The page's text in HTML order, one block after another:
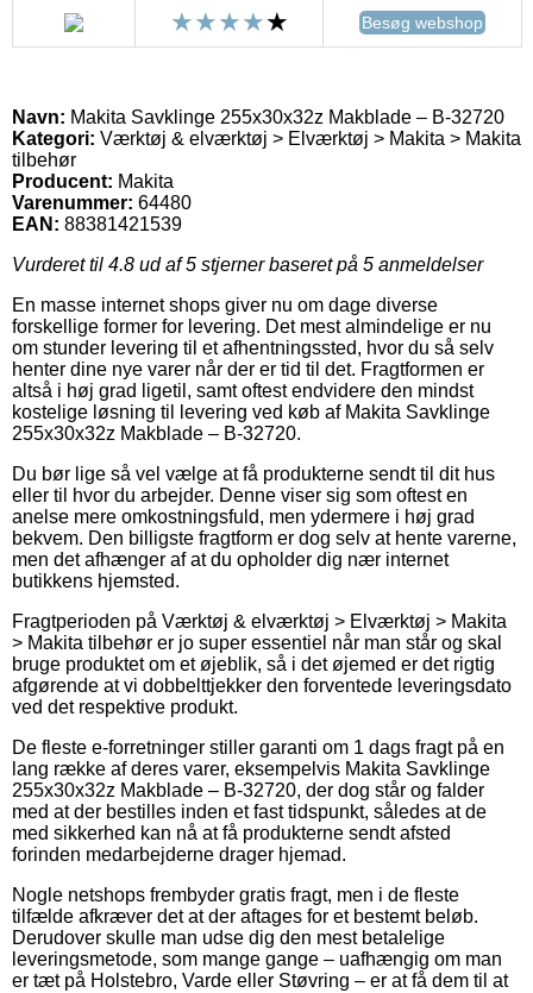
Besøg webshop
Navn: Makita Savklinge 255x30x32z Makblade – B-32720
Kategori: Værktøj & elværktøj > Elværktøj > Makita > Makita
tilbehør
Producent: Makita
Varenummer: 64480
EAN: 88381421539
Vurderet til 4.8 ud af 5 stjerner baseret på 5 anmeldelser
En masse internet shops giver nu om dage diverse
forskellige former for levering. Det mest almindelige er nu
om stunder levering til et afhentningssted, hvor du så selv
henter dine nye varer når der er tid til det. Fragtformen er
altså i høj grad ligetil, samt oftest endvidere den mindst
kostelige løsning til levering ved køb af Makita Savklinge
255x30x32z Makblade – B-32720.
Du bør lige så vel vælge at få produkterne sendt til dit hus
eller til hvor du arbejder. Denne viser sig som oftest en
anelse mere omkostningsfuld, men ydermere i høj grad
bekvem. Den billigste fragtform er dog selv at hente varerne,
men det afhænger af at du opholder dig nær internet
butikkens hjemsted.
Fragtperioden på Værktøj & elværktøj > Elværktøj > Makita
> Makita tilbehør er jo super essentiel når man står og skal
bruge produktet om et øjeblik, så i det øjemed er det rigtig
afgørende at vi dobbelttjekker den forventede leveringsdato
ved det respektive produkt.
De fleste e-forretninger stiller garanti om 1 dags fragt på en
lang række af deres varer, eksempelvis Makita Savklinge
255x30x32z Makblade – B-32720, der dog står og falder
med at der bestilles inden et fast tidspunkt, således at de
med sikkerhed kan nå at få produkterne sendt afsted
forinden medarbejderne drager hjemad.
Nogle netshops frembyder gratis fragt, men i de fleste
tilfælde afkræver det at der aftages for et bestemt beløb.
Derudover skulle man udse dig den mest betalelige
leveringsmetode, som mange gange – uafhængig om man
er tæt på Holstebro, Varde eller Støvring – er at få dem til at